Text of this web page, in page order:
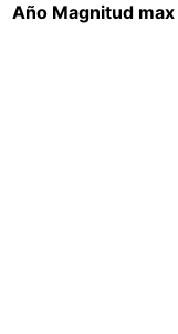
Año Magnitud max